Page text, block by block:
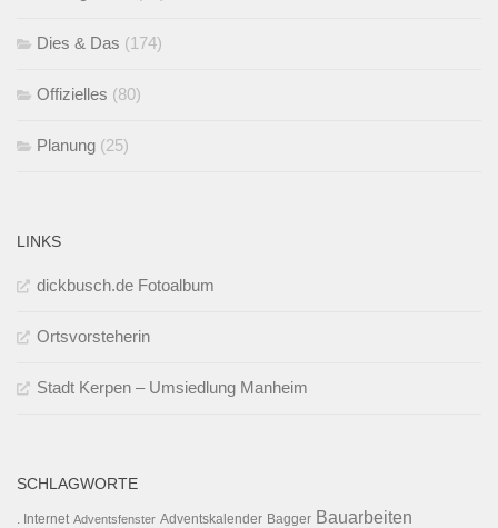
Dies & Das (174)
Offizielles (80)
Planung (25)
LINKS
dickbusch.de Fotoalbum
Ortsvorsteherin
Stadt Kerpen – Umsiedlung Manheim
SCHLAGWORTE
. Internet Adventsfenster Adventskalender Bagger Bauarbeiten